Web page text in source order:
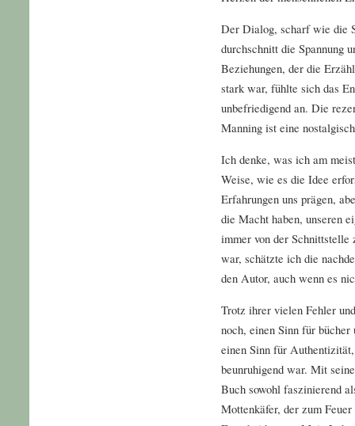
Der Dialog, scharf wie die
durchschnitt die Spannung
Beziehungen, der die
stark war, fühlte sich das
unbefriedigend an. Die
Manning ist eine
Ich denke, was ich am
Weise, wie es die Idee
Erfahrungen uns prägen,
die Macht haben, unseren
immer von der
war, schätzte ich die
den Autor, auch wenn es
Trotz ihrer vielen Fehler
noch, einen Sinn für
einen Sinn für
beunruhigend war. Mit
Buch sowohl faszinierend
Mottenkäfer, der zum